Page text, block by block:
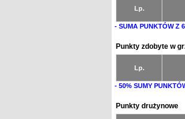
Lp.
- SUMA PUNKTÓW Z
Punkty zdobyte w
Lp.
- 50% SUMY
Punkty drużynowe